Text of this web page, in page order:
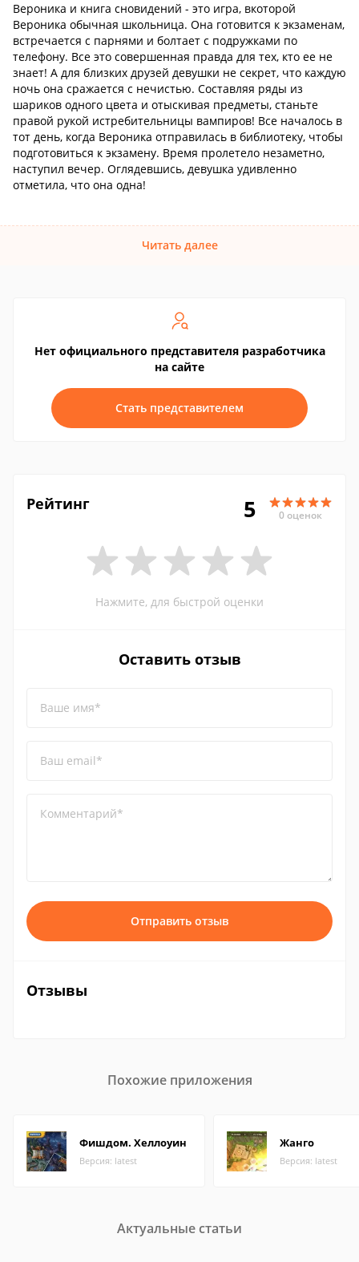
Вероника и книга сновидений - это игра, вкоторой
Вероника обычная школьница. Она готовится к экзаменам,
встречается с парнями и болтает с подружками по
телефону. Все это совершенная правда для тех, кто ее не
знает! А для близких друзей девушки не секрет, что каждую
ночь она сражается с нечистью. Составляя ряды из
шариков одного цвета и отыскивая предметы, станьте
правой рукой истребительницы вампиров! Все началось в
тот день, когда Вероника отправилась в библиотеку, чтобы
подготовиться к экзамену. Время пролетело незаметно,
наступил вечер. Оглядевшись, девушка удивленно
отметила, что она одна!
Читать далее
Нет официального представителя разработчика
на сайте
Стать представителем
Рейтинг 5 0 оценок
Нажмите, для быстрой оценки
Оставить отзыв
Ваше имя*
Ваш email*
Комментарий*
Отправить отзыв
Отзывы
Похожие приложения
Фишдом. Хеллоуин
Версия: latest
Жанго
Версия: latest
Актуальные статьи